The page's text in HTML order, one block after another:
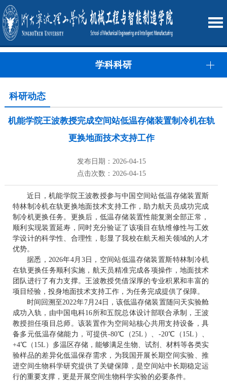
学科科研
科研动态
机能学院王波教授完成空间站低温存储装置制冷机在轨
更换地面技术支持工作
发布日期：2026-04-15
点击次数：2026-04-15
近日，机能学院王波教授参与中国空间站低温存储装置斯
特林制冷机在轨更换地面技术支持工作，助力航天员成功完成
制冷机更换任务。更换后，低温存储装置性能复测全部正常，
顺利实现装置延寿，同时充分验证了该项目在轨维修性与工效
学设计的科学性、合理性，彰显了我校在航天相关领域的人才
优势。
据悉，2026年4月3日，空间站低温存储装置斯特林制冷机
在轨更换任务顺利实施，航天员精准完成各项操作，地面技术
团队进行了有力支撑。王波教授凭借深厚的专业积累和丰富的
项目经验，投身地面技术支持工作，为任务完成提供了保障。
时间回溯至2022年7月24日，该低温存储装置随问天实验舱
成功入轨，由中国电科16所和五院总体设计部联合承制，王波
教授担任项目总师。该装置作为空间站核心共用支持设备，具
备多元低温存储能力，可提供-80℃（25L）、-20℃（15L）、
+4℃（15L）多温区存储，能够满足生物、试剂、材料等各类实
验样品的差异化低温保存需求，为我国开展长期空间实验、推
进空间生物科学研究提供了关键保障，是空间站中长期稳定运
行的重要支撑，更是开展空间生物科学实验的必要条件。